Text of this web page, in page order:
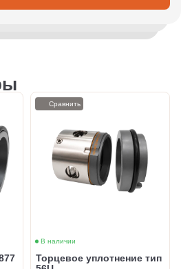
В наличии
Торцевое уплотнение тип
Сравнить